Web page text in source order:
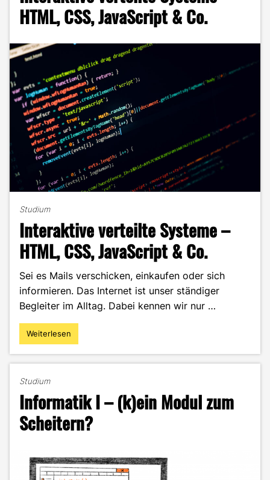
Tom
Rüdebusch"
HTML, CSS, JavaScript & Co.
Studium
Interaktive verteilte Systeme –
HTML, CSS, JavaScript & Co.
Sei es Mails verschicken, einkaufen oder sich
informieren. Das Internet ist unser ständiger
Begleiter im Alltag. Dabei kennen wir nur …
"Interaktive
verteilte
HTML,
CSS,
JavaScript
&
Weiterlesen
Studium
Informatik I – (k)ein Modul zum
Scheitern?